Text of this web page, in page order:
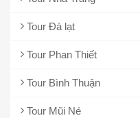
Tour Đà lạt
Tour Phan Thiết
Tour Bình Thuận
Tour Mũi Né